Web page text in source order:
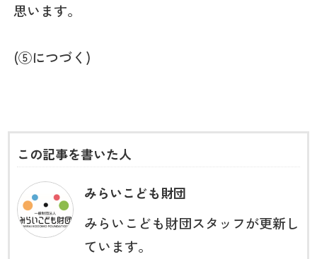
思います。
(⑤につづく)
この記事を書いた人
みらいこども財団
みらいこども財団スタッフが更新し
ています。